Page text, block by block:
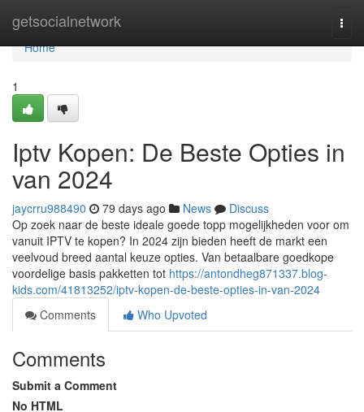
getsocialnetwork
Home
Home
1
Iptv Kopen: De Beste Opties in
van 2024
jaycrru988490 79 days ago News
Discuss
Op zoek naar de beste ideale goede topp mogelijkheden voor om
vanuit IPTV te kopen? In 2024 zijn bieden heeft de markt een
veelvoud breed aantal keuze opties. Van betaalbare goedkope
voordelige basis pakketten tot https://antondheg871337.blog-
kids.com/41813252/iptv-kopen-de-beste-opties-in-van-2024
Comments
Who Upvoted
Comments
Submit a Comment
No HTML